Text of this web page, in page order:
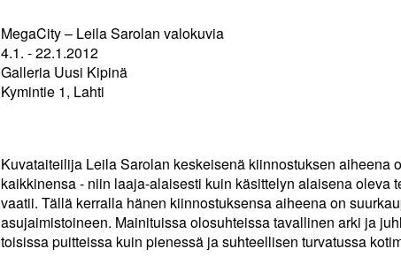
MegaCity – Leila Sarolan valokuvia
4.1. - 22.1.2012
Galleria Uusi Kipinä
Kymintie 1, Lahti
Kuvataiteilija Leila Sarolan keskeisenä kiinnostuksen aiheena
kaikkinensa - niin laaja-alaisesti kuin käsittelyn alaisena oleva
vaatii. Tällä kerralla hänen kiinnostuksensa aiheena on
asujaimistoineen. Mainituissa olosuhteissa tavallinen arki ja
toisissa puitteissa kuin pienessä ja suhteellisen turvatussa